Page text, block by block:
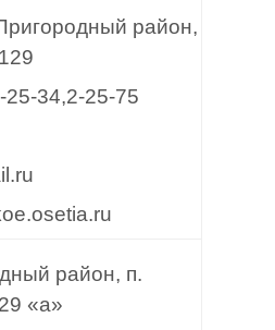
район,
25-34,2-25-75
район, п.
«а»